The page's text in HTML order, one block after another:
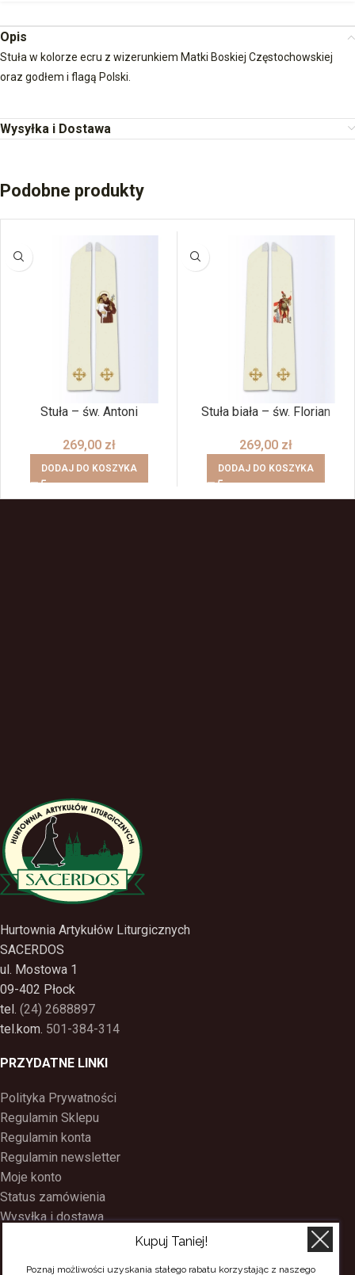
Opis
Stuła w kolorze ecru z wizerunkiem Matki Boskiej Częstochowskiej
oraz godłem i flagą Polski.
Wysyłka i Dostawa
Podobne produkty
Stuła – św. Antoni
269,00 zł
DODAJ DO KOSZYKA
Stuła biała – św. Florian
269,00 zł
DODAJ DO KOSZYKA
Hurtownia Artykułów Liturgicznych
SACERDOS
ul. Mostowa 1
09-402 Płock
tel. (24) 2688897
tel.kom. 501-384-314
PRZYDATNE LINKI
Polityka Prywatności
Regulamin Sklepu
Regulamin konta
Regulamin newsletter
Moje konto
Status zamówienia
Wysyłka i dostawa
Kupuj Taniej!
Poznaj możliwości uzyskania stałego rabatu korzystając z naszego